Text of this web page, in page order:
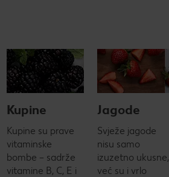
Kupine
Kupine su prave
vitaminske
bombe – sadrže
vitamine B, C, E i
Jagode
Svježe jagode
nisu samo
izuzetno ukusne,
već su i vrlo